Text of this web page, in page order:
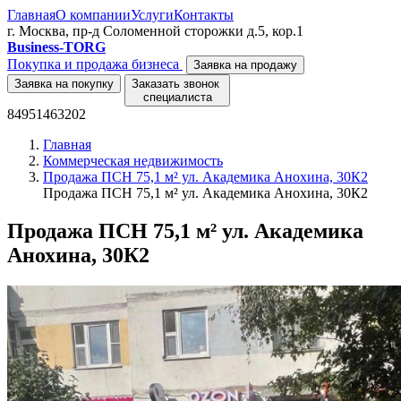
ГлавнаяО компанииУслугиКонтакты
г. Москва, пр-д Соломенной сторожки д.5, кор.1
Business-TORG
Покупка и продажа бизнеса
Заявка на продажу
Заявка на покупку
Заказать звонок
специалиста
84951463202
Главная
Коммерческая недвижимость
Продажа ПСН 75,1 м² ул. Академика Анохина, 30К2
Продажа ПСН 75,1 м² ул. Академика Анохина, 30К2
Продажа ПСН 75,1 м² ул. Академика
Анохина, 30К2